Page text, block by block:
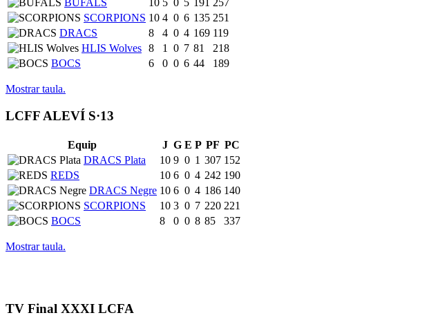
BUFALS
10 5 0 5 191 257
SCORPIONS 10 4 0 6 135 251
DRACS
8 4 0 4 169 119
HLIS Wolves 8 1 0 7 81
218
BOCS
6 0 0 6 44 189
Mostrar taula.
LCFF ALEVÍ S·13
Equip J G E P PF PC
DRACS Plata
10 9 0 1 307 152
REDS
10 6 0 4 242 190
DRACS Negre 10 6 0 4 186 140
SCORPIONS
10 3 0 7 220 221
BOCS
8 0 0 8 85 337
Mostrar taula.
TV Final XXXI LCFA